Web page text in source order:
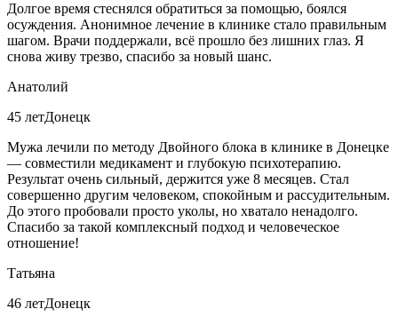
Долгое время стеснялся обратиться за помощью, боялся
осуждения. Анонимное лечение в клинике стало правильным
шагом. Врачи поддержали, всё прошло без лишних глаз. Я
снова живу трезво, спасибо за новый шанс.
Анатолий
45 летДонецк
Мужа лечили по методу Двойного блока в клинике в Донецке
— совместили медикамент и глубокую психотерапию.
Результат очень сильный, держится уже 8 месяцев. Стал
совершенно другим человеком, спокойным и рассудительным.
До этого пробовали просто уколы, но хватало ненадолго.
Спасибо за такой комплексный подход и человеческое
отношение!
Татьяна
46 летДонецк